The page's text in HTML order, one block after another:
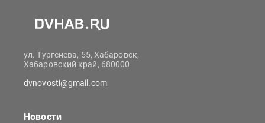
ул. Тургенева, 55, Хабаровск,
Хабаровский край, 680000
dvnovosti@gmail.com
Новости